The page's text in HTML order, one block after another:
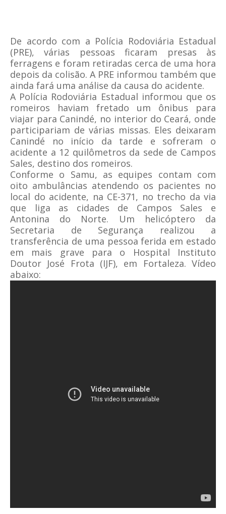
De acordo com a Polícia Rodoviária Estadual
(PRE), várias pessoas ficaram presas às
ferragens e foram retiradas cerca de uma hora
depois da colisão. A PRE informou também que
ainda fará uma análise da causa do acidente.
A Polícia Rodoviária Estadual informou que os
romeiros haviam fretado um ônibus para
viajar para Canindé, no interior do Ceará, onde
participariam de várias missas. Eles deixaram
Canindé no início da tarde e sofreram o
acidente a 12 quilômetros da sede de Campos
Sales, destino dos romeiros.
Conforme o Samu, as equipes contam com
oito ambulâncias atendendo os pacientes no
local do acidente, na CE-371, no trecho da via
que liga as cidades de Campos Sales e
Antonina do Norte. Um helicóptero da
Secretaria de Segurança realizou a
transferência de uma pessoa ferida em estado
em mais grave para o Hospital Instituto
Doutor José Frota (IJF), em Fortaleza. Vídeo
abaixo: